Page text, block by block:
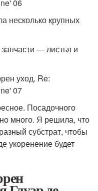
несколько крупных
— листья и
Посадочного
много. Я решила, что
субстрат, чтобы
укоренение будет